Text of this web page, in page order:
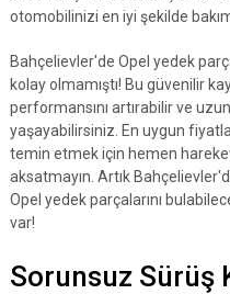
otomobilinizi en iyi şekilde
Bahçelievler'de Opel yedek
kolay olmamıştı! Bu güvenilir
performansını artırabilir ve
yaşayabilirsiniz. En uygun
temin etmek için hemen
aksatmayın. Artık
Opel yedek parçalarını
var!
Sorunsuz Sürüş